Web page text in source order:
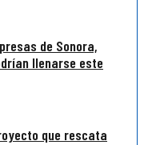
de Sonora,
llenarse este
que rescata